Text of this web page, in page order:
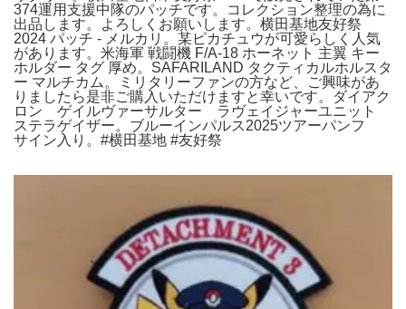
374運用支援中隊のパッチです。コレクション整理の為に
出品します。よろしくお願いします。横田基地友好祭
2024 パッチ - メルカリ。某ピカチュウが可愛らしく人気
があります。米海軍 戦闘機 F/A-18 ホーネット 主翼 キー
ホルダー タグ 厚め。SAFARILAND タクティカルホルスタ
ー マルチカム。ミリタリーファンの方など、ご興味があ
りましたら是非ご購入いただけますと幸いです。ダイアク
ロン ゲイルヴァーサルター ラヴェイジャーユニット
ステラゲイザー。ブルーインパルス2025ツアーパンフ
サイン入り。#横田基地 #友好祭